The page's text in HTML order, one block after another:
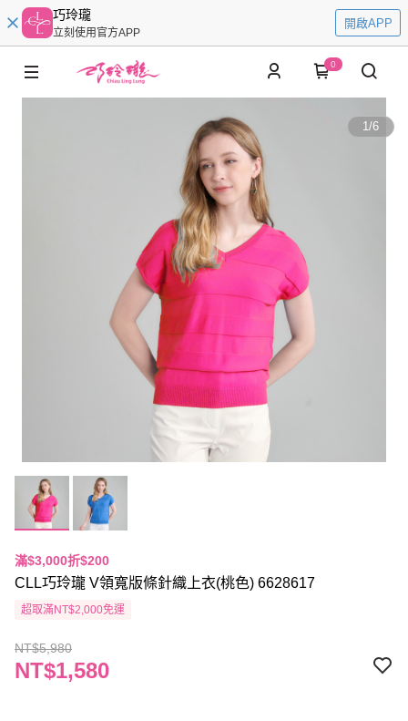
巧玲瓏
立刻使用官方APP
開啟APP
0
1/6
滿$3,000折$200
CLL巧玲瓏 V領寬版條針織上衣(桃色) 6628617
超取滿NT$2,000免運
NT$5,980
NT$1,580